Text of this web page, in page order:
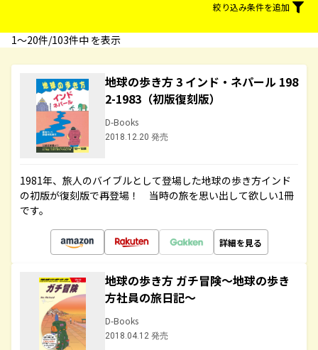
絞り込み条件を追加
1〜20件/103件中 を表示
地球の歩き方 3 インド・ネパール 198
2-1983（初版復刻版）
D-Books
2018.12.20 発売
1981年、旅人のバイブルとして登場した地球の歩き方インド
の初版が復刻版で再登場！ 当時の旅を思い出して欲しい1冊
です。
詳細を見る
地球の歩き方 ガチ冒険～地球の歩き
方社員の旅日記～
D-Books
2018.04.12 発売